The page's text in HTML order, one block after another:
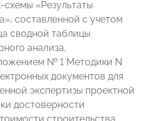
«Результаты
составленной с учетом
сводной таблицы
анализа,
№ 1 Методики N
документов для
экспертизы проектной
достоверности